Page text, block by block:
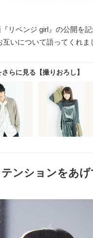
リベンジ girl』の公開を
いについて語ってくれま
らに見る【撮りおろし】
ンションをあ